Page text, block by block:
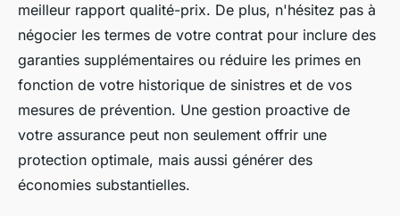
meilleur rapport qualité-prix. De plus, n'hésitez pas à
négocier les termes de votre contrat pour inclure des
garanties supplémentaires ou réduire les primes en
fonction de votre historique de sinistres et de vos
mesures de prévention. Une gestion proactive de
votre assurance peut non seulement offrir une
protection optimale, mais aussi générer des
économies substantielles.